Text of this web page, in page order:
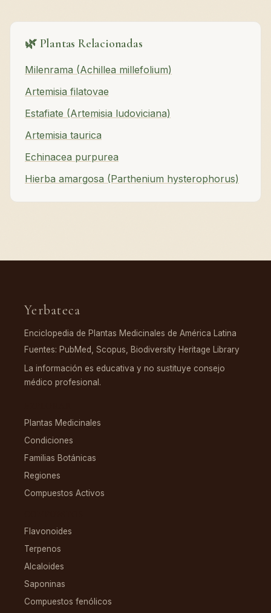
🌿 Plantas Relacionadas
Milenrama (Achillea millefolium)
Artemisia filatovae
Estafiate (Artemisia ludoviciana)
Artemisia taurica
Echinacea purpurea
Hierba amargosa (Parthenium hysterophorus)
Yerbateca
Enciclopedia de Plantas Medicinales de América Latina
Fuentes: PubMed, Scopus, Biodiversity Heritage Library
La información es educativa y no sustituye consejo
médico profesional.
Plantas Medicinales
Condiciones
Familias Botánicas
Regiones
Compuestos Activos
Flavonoides
Terpenos
Alcaloides
Saponinas
Compuestos fenólicos